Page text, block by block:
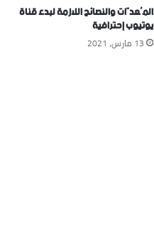
المُعدّات والنصائح اللازمة لبدء قناة
يوتيوب إحترافية
13 مارس، 2021